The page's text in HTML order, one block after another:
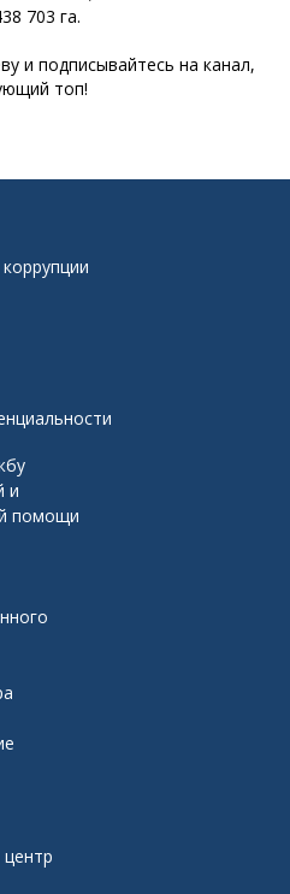
703 га.
и подписывайтесь на канал,
топ!
и
помощи